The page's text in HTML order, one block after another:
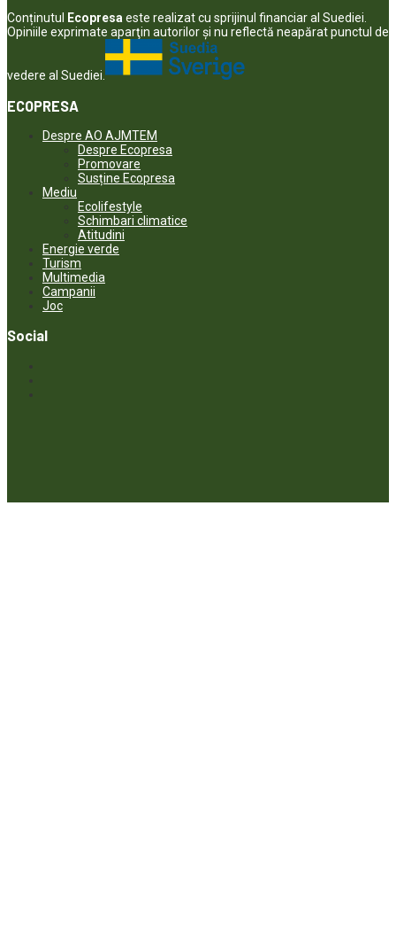
Conținutul
Ecopresa este realizat cu sprijinul financiar al Suediei.
Opiniile exprimate aparţin autorilor şi nu reflectă neapărat punctul de
vedere al Suediei.
ECOPRESA
Despre AO AJMTEM
Despre Ecopresa
Promovare
Susține Ecopresa
Mediu
Ecolifestyle
Schimbari climatice
Atitudini
Energie verde
Turism
Multimedia
Campanii
Joc
Social